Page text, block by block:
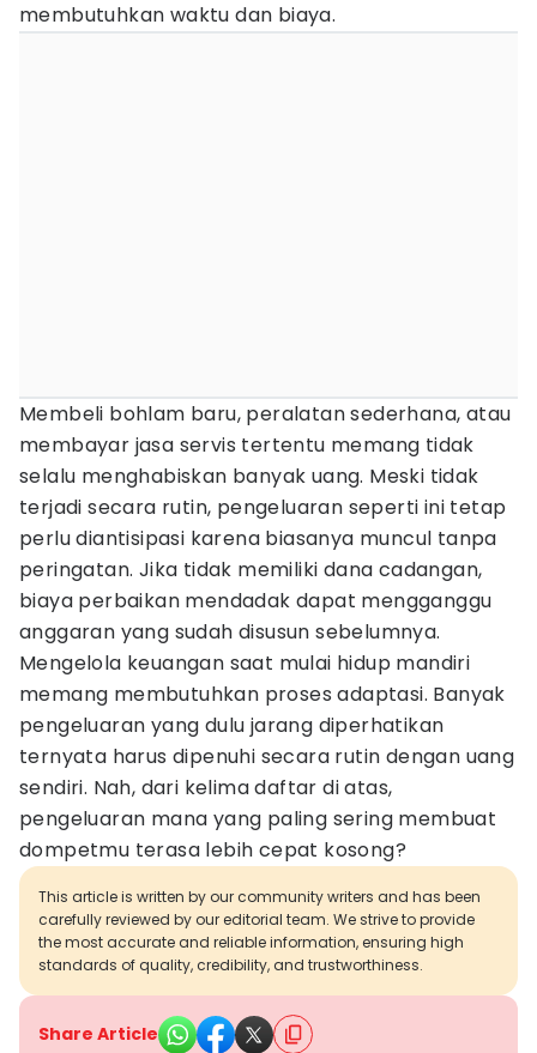
membutuhkan waktu dan biaya.
Membeli bohlam baru, peralatan sederhana, atau
membayar jasa servis tertentu memang tidak
selalu menghabiskan banyak uang. Meski tidak
terjadi secara rutin, pengeluaran seperti ini tetap
perlu diantisipasi karena biasanya muncul tanpa
peringatan. Jika tidak memiliki dana cadangan,
biaya perbaikan mendadak dapat mengganggu
anggaran yang sudah disusun sebelumnya.
Mengelola keuangan saat mulai hidup mandiri
memang membutuhkan proses adaptasi. Banyak
pengeluaran yang dulu jarang diperhatikan
ternyata harus dipenuhi secara rutin dengan uang
sendiri. Nah, dari kelima daftar di atas,
pengeluaran mana yang paling sering membuat
dompetmu terasa lebih cepat kosong?
This article is written by our community writers and has been
carefully reviewed by our editorial team. We strive to provide
the most accurate and reliable information, ensuring high
standards of quality, credibility, and trustworthiness.
Share Article